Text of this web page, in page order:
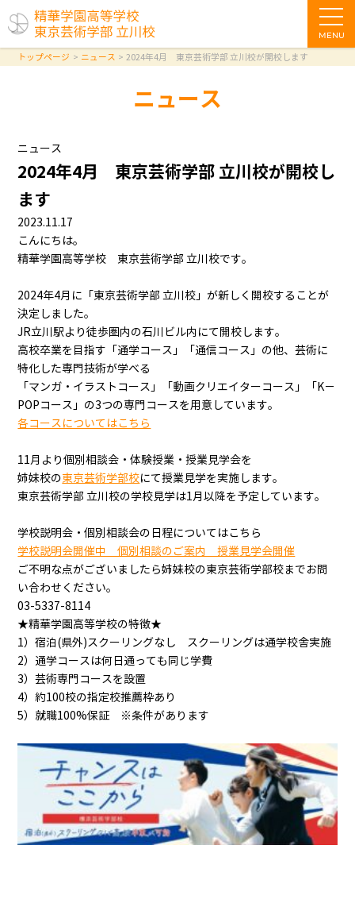
MENU
トップページ ニュース 2024年4月 東京芸術学部 立川校が開校します
ニュース
ニュース
2024年4月 東京芸術学部 立川校が開校し
ます
2023.11.17
こんにちは。
精華学園高等学校 東京芸術学部 立川校です。
2024年4月に「東京芸術学部 立川校」が新しく開校することが
決定しました。
JR立川駅より徒歩圏内の石川ビル内にて開校します。
高校卒業を目指す「通学コース」「通信コース」の他、芸術に
特化した専門技術が学べる
「マンガ・イラストコース」「動画クリエイターコース」「K－
POPコース」の3つの専門コースを用意しています。
各コースについてはこちら
11月より個別相談会・体験授業・授業見学会を
姉妹校の東京芸術学部校にて授業見学を実施します。
東京芸術学部 立川校の学校見学は1月以降を予定しています。
学校説明会・個別相談会の日程についてはこちら
学校説明会開催中 個別相談のご案内 授業見学会開催
ご不明な点がございましたら姉妹校の東京芸術学部校までお問
い合わせください。
03-5337-8114
★精華学園高等学校の特徴★
1）宿泊(県外)スクーリングなし スクーリングは通学校舎実施
2）通学コースは何日通っても同じ学費
3）芸術専門コースを設置
4）約100校の指定校推薦枠あり
5）就職100%保証 ※条件があります